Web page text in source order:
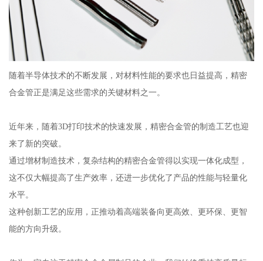
随着半导体技术的不断发展，对材料性能的要求也日益提高，精密
合金管正是满足这些需求的关键材料之一。
近年来，随着3D打印技术的快速发展，精密合金管的制造工艺也迎
来了新的突破。
通过增材制造技术，复杂结构的精密合金管得以实现一体化成型，
这不仅大幅提高了生产效率，还进一步优化了产品的性能与轻量化
水平。
这种创新工艺的应用，正推动着高端装备向更高效、更环保、更智
能的方向升级。